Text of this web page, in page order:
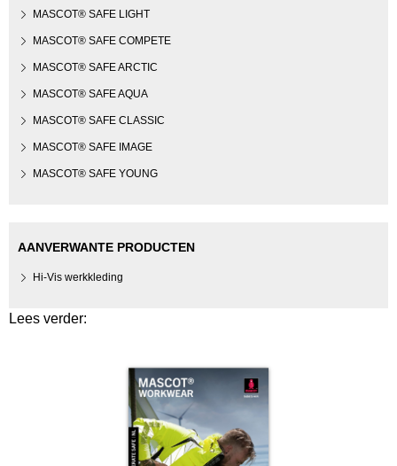
MASCOT® SAFE LIGHT
MASCOT® SAFE COMPETE
MASCOT® SAFE ARCTIC
MASCOT® SAFE AQUA
MASCOT® SAFE CLASSIC
MASCOT® SAFE IMAGE
MASCOT® SAFE YOUNG
AANVERWANTE PRODUCTEN
Hi-Vis werkkleding
Lees verder: